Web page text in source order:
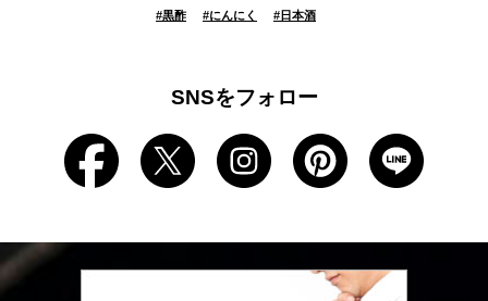
#黒酢 #にんにく #日本酒
SNSをフォロー